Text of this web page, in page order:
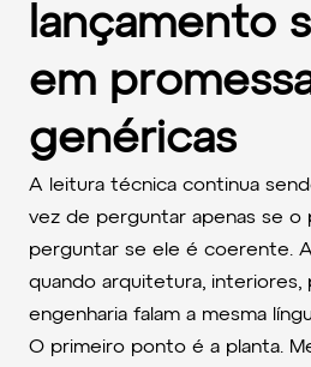
lançamento
em
genéricas
A leitura técnica continua
vez de perguntar apenas se
perguntar se ele é coerente.
quando arquitetura, interiores,
engenharia falam a mesma
O primeiro ponto é a planta.